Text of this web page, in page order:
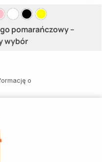
pomarańczowy –
wybór
o